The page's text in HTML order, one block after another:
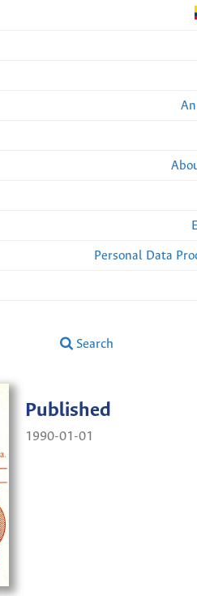
Personal Data
Search
Published
1990-01-01